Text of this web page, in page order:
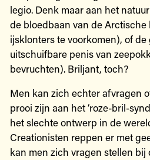
legio. Denk maar aan het
de bloedbaan van de Arctische
ijsklonters te voorkomen), of
uitschuifbare penis van
bevruchten). Briljant, toch?
Men kan zich echter afvragen
prooi zijn aan het ‘roze-bril-
het slechte ontwerp in de
Creationisten reppen er met
kan men zich vragen stellen